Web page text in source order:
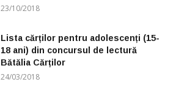
23/10/2018
Lista cărților pentru adolescenți (15-
18 ani) din concursul de lectură
Bătălia Cărților
24/03/2018